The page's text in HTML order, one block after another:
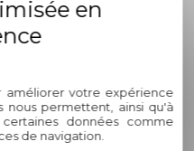
Tolosan
Tolosan
Tolosan
Tolosan
améliorer votre expérience
nous permettent, ainsi qu'à
données comme
de navigation.